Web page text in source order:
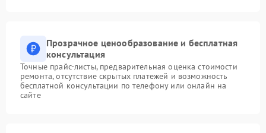
Прозрачное ценообразование и бесплатная
консультация
Точные прайс-листы, предварительная оценка стоимости
ремонта, отсутствие скрытых платежей и возможность
бесплатной консультации по телефону или онлайн на
сайте